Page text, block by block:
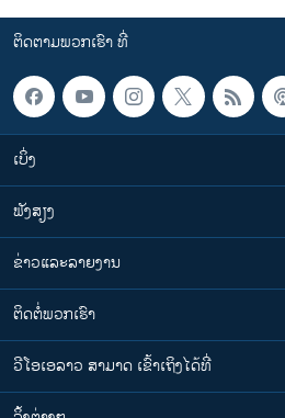
ຕິດຕາມພວກເຮົາ ທີ່
ເບິ່ງ
ຟັງສຽງ
ຂ່າວແລະລາຍງານ
ຕິດຕໍ່ພວກເຮົາ
ວີໂອເອລາວ ສາມາດ ເຂົ້າເຖິງໄດ້ທີ່